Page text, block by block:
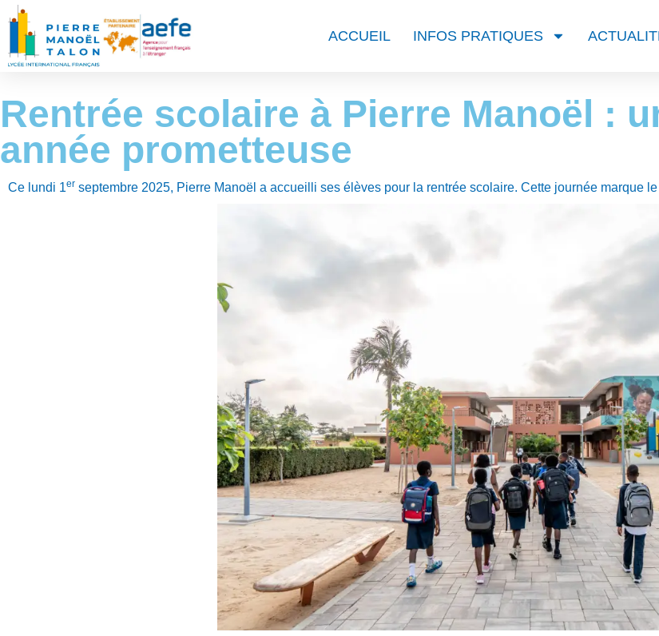
ACCUEIL INFOS PRATIQUES
Rentrée scolaire à Pierre Manoël :
année prometteuse
Ce lundi 1er septembre 2025, Pierre Manoël a accueilli ses élèves pour la rentrée scolaire. Cette journée marque